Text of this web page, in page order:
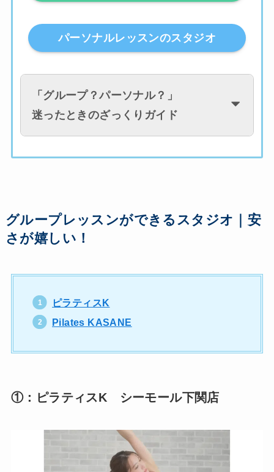
パーソナルレッスンのスタジオ
「 グループ？パーソナル？ 」
迷ったときのざっくりガイド
グループレッスンができるスタジオ｜安
さが嬉しい！
ピラティスK
Pilates KASANE
①：ピラティスK シーモール下関店